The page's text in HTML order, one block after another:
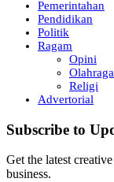
Pemerintahan
Pendidikan
Politik
Ragam
Opini
Olahraga
Religi
Advertorial
Subscribe to
Get the latest
business.